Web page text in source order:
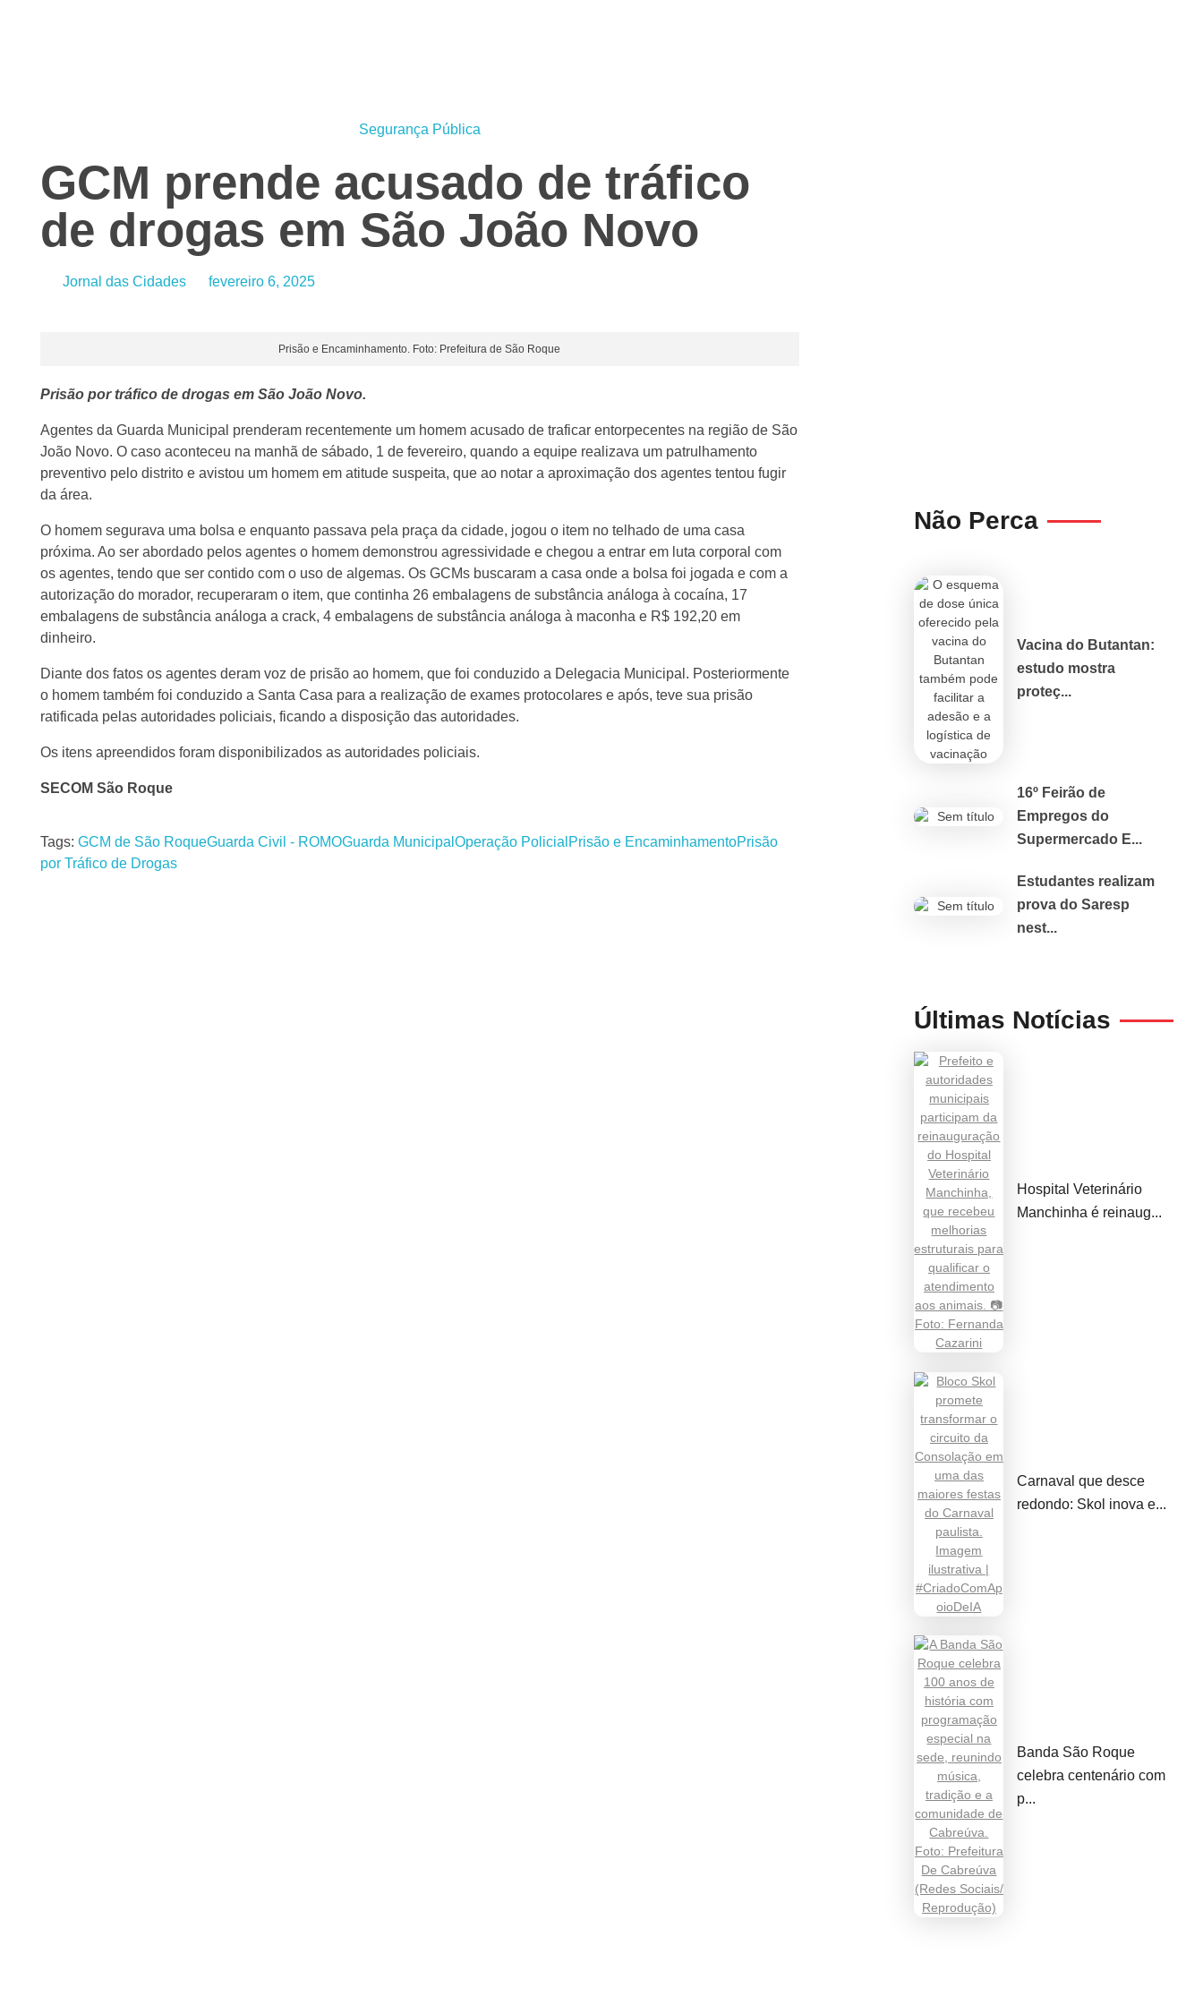
Segurança Pública
GCM prende acusado de tráfico
de drogas em São João Novo
Jornal das Cidades fevereiro 6, 2025
Prisão e Encaminhamento. Foto: Prefeitura de São Roque
Prisão por tráfico de drogas em São João Novo.
Agentes da Guarda Municipal prenderam recentemente um homem acusado de traficar entorpecentes na região de São
João Novo. O caso aconteceu na manhã de sábado, 1 de fevereiro, quando a equipe realizava um patrulhamento
preventivo pelo distrito e avistou um homem em atitude suspeita, que ao notar a aproximação dos agentes tentou fugir
da área.
O homem segurava uma bolsa e enquanto passava pela praça da cidade, jogou o item no telhado de uma casa
próxima. Ao ser abordado pelos agentes o homem demonstrou agressividade e chegou a entrar em luta corporal com
os agentes, tendo que ser contido com o uso de algemas. Os GCMs buscaram a casa onde a bolsa foi jogada e com a
autorização do morador, recuperaram o item, que continha 26 embalagens de substância análoga à cocaína, 17
embalagens de substância análoga a crack, 4 embalagens de substância análoga à maconha e R$ 192,20 em
dinheiro.
Diante dos fatos os agentes deram voz de prisão ao homem, que foi conduzido a Delegacia Municipal. Posteriormente
o homem também foi conduzido a Santa Casa para a realização de exames protocolares e após, teve sua prisão
ratificada pelas autoridades policiais, ficando a disposição das autoridades.
Os itens apreendidos foram disponibilizados as autoridades policiais.
SECOM São Roque
Tags: GCM de São RoqueGuarda Civil - ROMOGuarda Municipal Operação Policial Prisão e EncaminhamentoPrisão
por Tráfico de Drogas
Não Perca
Vacina do Butantan:
estudo mostra
proteç...
16º Feirão de
Empregos do
Supermercado E...
Estudantes realizam
prova do Saresp
nest...
Últimas Notícias
Hospital Veterinário
Manchinha é reinaug...
Carnaval que desce
redondo: Skol inova e...
Banda São Roque
celebra centenário com
p...